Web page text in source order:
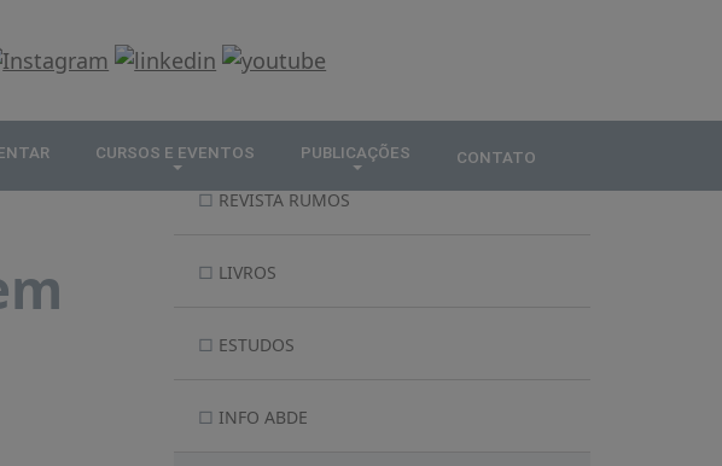
CURSOS E EVENTOS PUBLICAÇÕES CONTATO
REVISTA RUMOS
LIVROS
ESTUDOS
INFO ABDE